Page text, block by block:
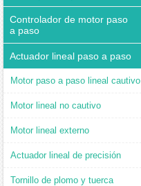
Controlador de motor paso
a paso
Actuador lineal paso a paso
Motor paso a paso lineal cautivo
Motor lineal no cautivo
Motor lineal externo
Actuador lineal de precisión
Tornillo de plomo y tuerca